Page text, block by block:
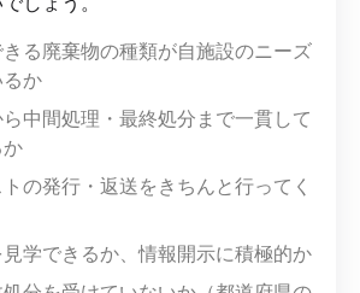
る廃棄物の種類が自施設のニーズ
か
中間処理・最終処分まで一貫して
の発行・返送をきちんと行ってく
学できるか、情報開示に積極的か